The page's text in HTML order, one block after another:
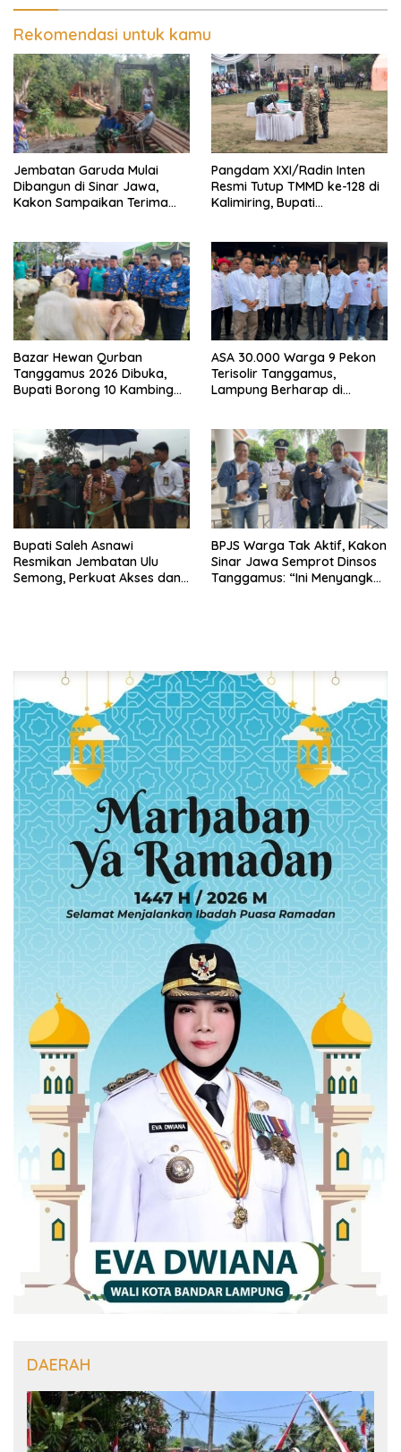
Rekomendasi untuk kamu
Jembatan Garuda Mulai
Dibangun di Sinar Jawa,
Kakon Sampaikan Terima
Pangdam XXI/Radin Inten
Resmi Tutup TMMD ke-128 di
Kalimiring, Bupati
Bazar Hewan Qurban
Tanggamus 2026 Dibuka,
Bupati Borong 10 Kambing
ASA 30.000 Warga 9 Pekon
Terisolir Tanggamus,
Lampung Berharap di
Bupati Saleh Asnawi
Resmikan Jembatan Ulu
Semong, Perkuat Akses dan
BPJS Warga Tak Aktif, Kakon
Sinar Jawa Semprot Dinsos
Tanggamus: “Ini Menyangkut
DAERAH